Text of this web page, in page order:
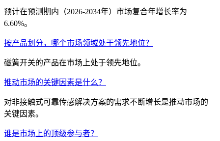
预计在预测期内（2026-2034年）市场复合年增长率为
6.60%。
按产品划分，哪个市场领域处于领先地位？
磁簧开关的产品在市场上处于领先地位。
推动市场的关键因素是什么？
对非接触式可靠传感解决方案的需求不断增长是推动市场的
关键因素。
谁是市场上的顶级参与者？